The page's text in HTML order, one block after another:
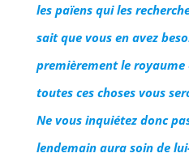
les païens qui les
sait que vous en avez
premièrement le royaume
toutes ces choses vous
Ne vous inquiétez donc
lendemain aura soin de